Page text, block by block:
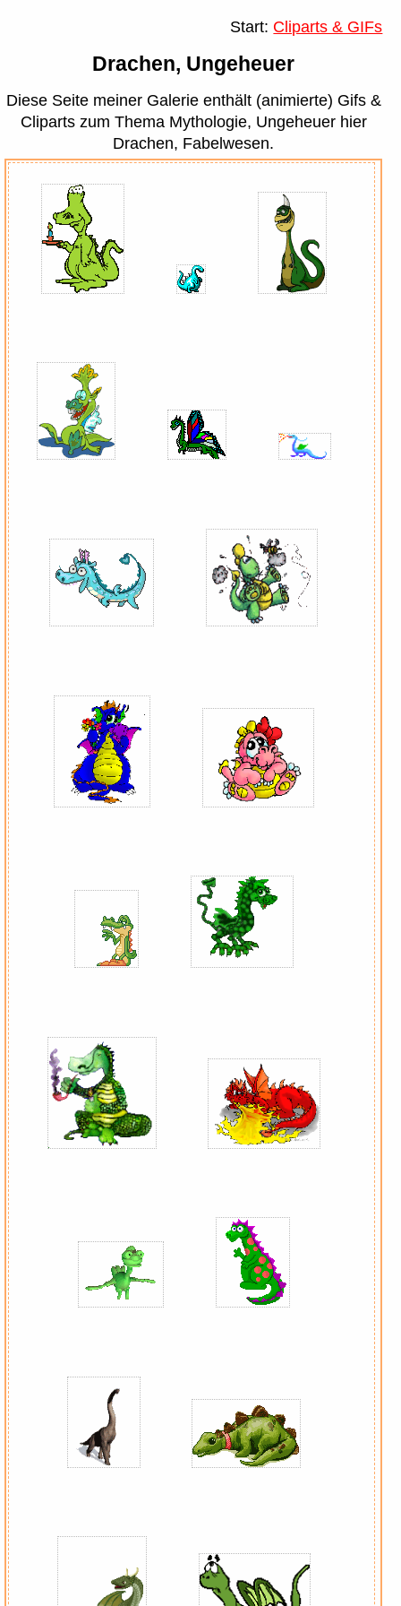
Start: Cliparts & GIFs
Drachen, Ungeheuer
Diese Seite meiner Galerie enthält (animierte) Gifs &
Cliparts zum Thema Mythologie, Ungeheuer hier
Drachen, Fabelwesen.